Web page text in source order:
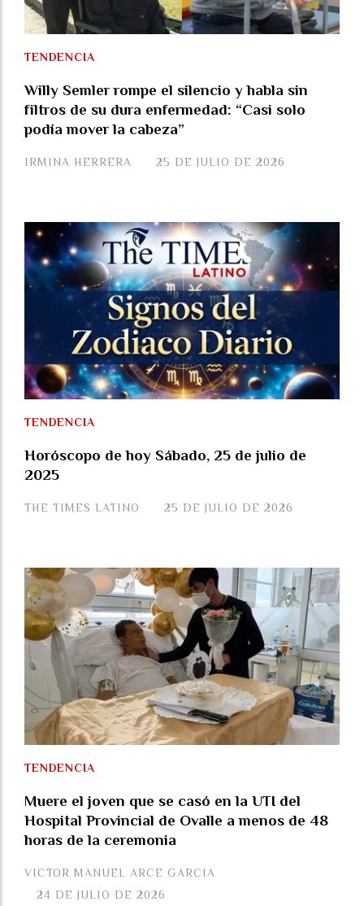
Willy Semler rompe el silencio y habla sin
filtros de su dura enfermedad: “Casi solo
podía mover la cabeza”
IRMINA HERRERA
TENDENCIA
25 DE JULIO DE 2026
Horóscopo de hoy Sábado, 25 de julio de
2025
THE TIMES LATINO
TENDENCIA
25 DE JULIO DE 2026
Muere el joven que se casó en la UTI del
Hospital Provincial de Ovalle a menos de 48
horas de la ceremonia
VICTOR MANUEL ARCE GARCIA
TENDENCIA
24 DE JULIO DE 2026